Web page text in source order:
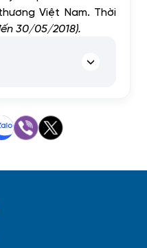
Việt Nam. Thời
30/05/2018).